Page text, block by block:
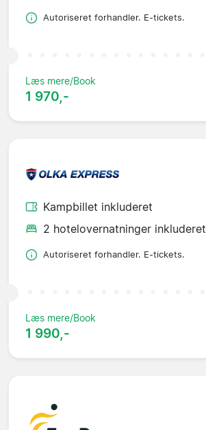
Autoriseret forhandler. E-tickets.
Læs mere/Book
1 970,-
Kampbillet inkluderet
2 hotelovernatninger inkluderet
Autoriseret forhandler. E-tickets.
Læs mere/Book
1 990,-